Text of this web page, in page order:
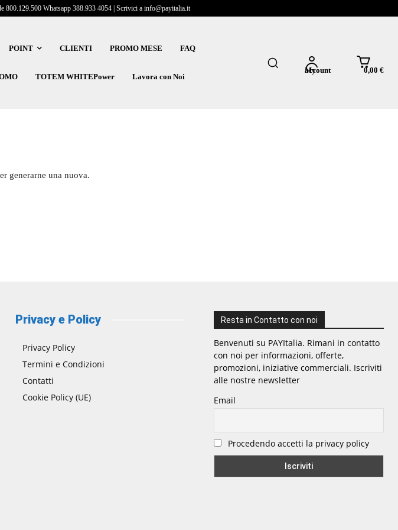
800.129.500 Whatsapp 388.933 4054 | Scrivici a info@payitalia.it
POINT CLIENTI PROMO MESE FAQ
TOTEM WHITEPower Lavora con Noi
My account 0,00 €
generarne una nuova.
Privacy e Policy
Privacy Policy
Termini e Condizioni
Contatti
Cookie Policy (UE)
Resta in Contatto con noi
Benvenuti su PAYItalia. Rimani in contatto
con noi per informazioni, offerte,
promozioni, iniziative commerciali. Iscriviti
alle nostre newsletter
Email
Procedendo accetti la privacy policy